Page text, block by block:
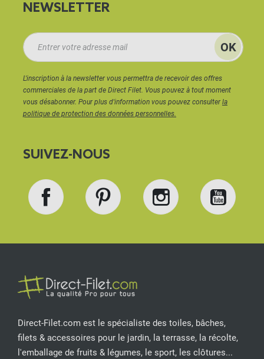
NEWSLETTER
L'inscription à la newsletter vous permettra de recevoir des offres
commerciales de la part de Direct Filet. Vous pouvez à tout moment
vous désabonner. Pour plus d'information vous pouvez consulterla
politique de protection des données personnelles.
SUIVEZ-NOUS
Direct-Filet.com est le spécialiste des toiles, bâches,
filets & accessoires pour le jardin, la terrasse, la récolte,
l'emballage de fruits & légumes, le sport, les clôtures...